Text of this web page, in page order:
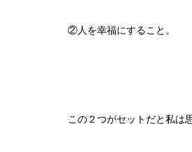
②人を幸福にすること。
この２つがセットだと私は